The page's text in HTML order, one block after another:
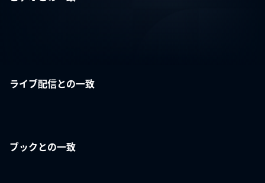
ライブ配信との一致
ブックとの一致